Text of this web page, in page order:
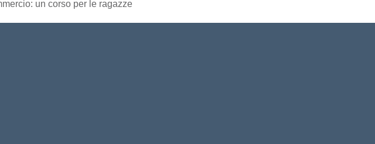
un corso per le ragazze